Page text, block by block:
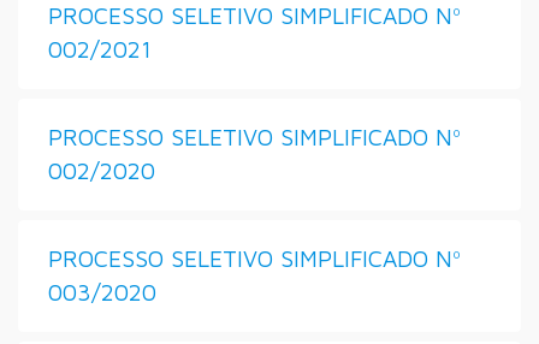
PROCESSO SELETIVO SIMPLIFICADO Nº
002/2021
PROCESSO SELETIVO SIMPLIFICADO Nº
002/2020
PROCESSO SELETIVO SIMPLIFICADO Nº
003/2020